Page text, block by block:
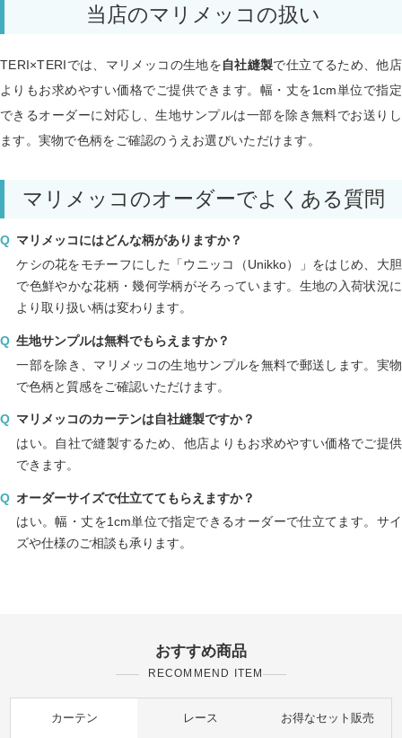
当店のマリメッコの扱い
TERI×TERIでは、マリメッコの生地を自社縫製で仕立てるため、他店
よりもお求めやすい価格でご提供できます。幅・丈を1cm単位で指定
できるオーダーに対応し、生地サンプルは一部を除き無料でお送りし
ます。実物で色柄をご確認のうえお選びいただけます。
マリメッコのオーダーでよくある質問
マリメッコにはどんな柄がありますか？
ケシの花をモチーフにした「ウニッコ（Unikko）」をはじめ、大胆
で色鮮やかな花柄・幾何学柄がそろっています。生地の入荷状況に
より取り扱い柄は変わります。
生地サンプルは無料でもらえますか？
一部を除き、マリメッコの生地サンプルを無料で郵送します。実物
で色柄と質感をご確認いただけます。
マリメッコのカーテンは自社縫製ですか？
はい。自社で縫製するため、他店よりもお求めやすい価格でご提供
できます。
オーダーサイズで仕立ててもらえますか？
はい。幅・丈を1cm単位で指定できるオーダーで仕立てます。サイ
ズや仕様のご相談も承ります。
おすすめ商品
RECOMMEND ITEM
カーテン レース お得なセット販売